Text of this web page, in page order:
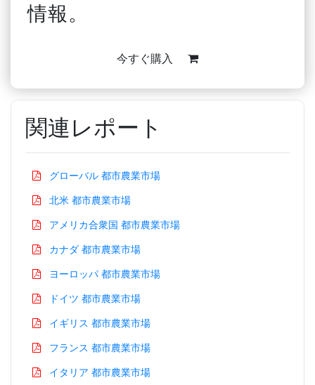
情報。
今すぐ購入
関連レポート
グローバル 都市農業市場
北米 都市農業市場
アメリカ合衆国 都市農業市場
カナダ 都市農業市場
ヨーロッパ 都市農業市場
ドイツ 都市農業市場
イギリス 都市農業市場
フランス 都市農業市場
イタリア 都市農業市場